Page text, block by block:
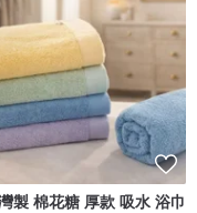
製 棉花糖 厚款 吸水 浴巾